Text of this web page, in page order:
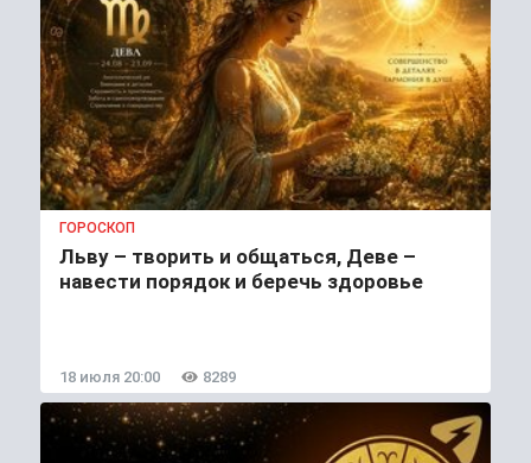
ГОРОСКОП
Льву – творить и общаться, Деве –
навести порядок и беречь здоровье
18 июля 20:00 8289